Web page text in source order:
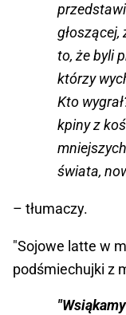
głoszącej,
to, że byli
którzy
Kto
kpiny z
świata,
– tłumaczy.
"Sojowe latte w
podśmiechujki z